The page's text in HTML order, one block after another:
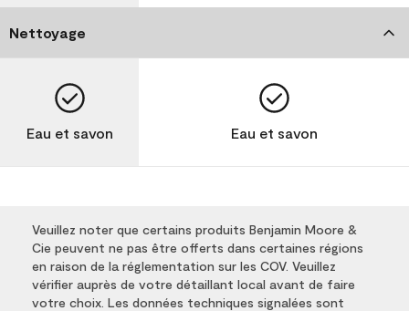
Nettoyage
Eau et savon Eau et savon
Veuillez noter que certains produits Benjamin Moore &
Cie peuvent ne pas être offerts dans certaines régions
en raison de la réglementation sur les COV. Veuillez
vérifier auprès de votre détaillant local avant de faire
votre choix. Les données techniques signalées sont